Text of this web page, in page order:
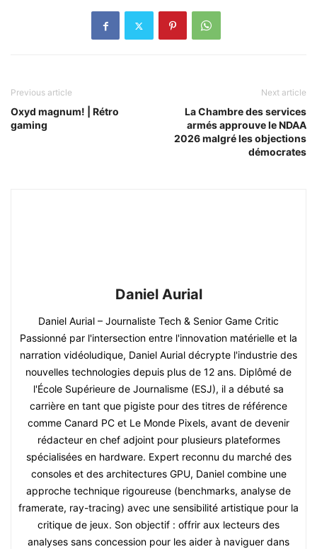
Previous article
Oxyd magnum! | Rétro
gaming
Next article
La Chambre des services
armés approuve le NDAA
2026 malgré les objections
démocrates
Daniel Aurial
Daniel Aurial – Journaliste Tech & Senior Game Critic
Passionné par l'intersection entre l'innovation matérielle et la
narration vidéoludique, Daniel Aurial décrypte l'industrie des
nouvelles technologies depuis plus de 12 ans. Diplômé de
l'École Supérieure de Journalisme (ESJ), il a débuté sa
carrière en tant que pigiste pour des titres de référence
comme Canard PC et Le Monde Pixels, avant de devenir
rédacteur en chef adjoint pour plusieurs plateformes
spécialisées en hardware. Expert reconnu du marché des
consoles et des architectures GPU, Daniel combine une
approche technique rigoureuse (benchmarks, analyse de
framerate, ray-tracing) avec une sensibilité artistique pour la
critique de jeux. Son objectif : offrir aux lecteurs des
analyses sans concession pour les aider à naviguer dans